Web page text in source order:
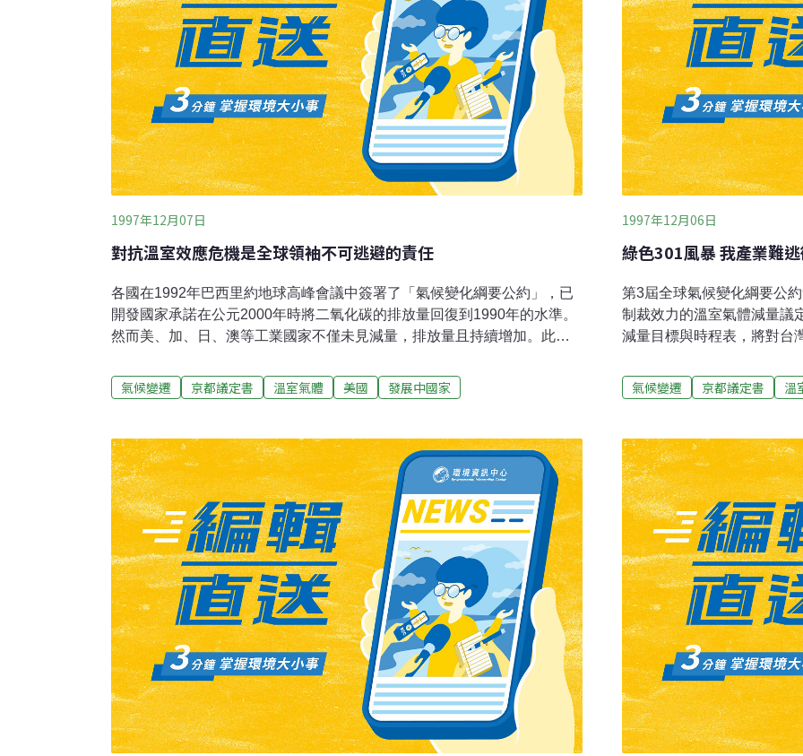
1997年12月07日
對抗溫室效應危機是全球領袖不可逃避的責任
各國在1992年巴西里約地球高峰會議中簽署了「氣候變化綱要公約」，已
開發國家承諾在公元2000年時將二氧化碳的排放量回復到1990年的水準。
然而美、加、日、澳等工業國家不僅未見減量，排放量且持續增加。此次
議定書的方式，強迫各國付諸行動。然而，根據這幾天的會議發展，除了
已開發國家的減量標準爭議不決之外，開發中國家基於發展國家經濟使人
段推動全球減量工程，第一階段即是已開發國家減量，這是京都會議的任
務；第二階段則在2010年時開始開發中國家減量。在第二階段，便應改按
「人均排放量」為基礎，屆時。我們認為「排放權交易制度」應及早建
立，除此之外，在考慮氣候與土壤等天然條件下，以「人均植樹量」補充
「人均排放量」的制度也應建立。願世界主要國家的領袖們拿出決心，為
人類的前途盡到應盡
氣候變遷 京都議定書 溫室氣體 美國 發展中國家
1997年12月06日
綠色301風暴 我產業難
第3屆全球氣候變化綱要公
制裁效力的溫室氣體減量議
減量目標與時程表，將對台
下，我國的核能發電的發展
中，將世界各國分為附件一
墨西哥、新加坡……等，台
於我國並非聯合國的會員國
際「刻意忽略」的情形下，
國那麼要求，但是不論是基
督下，我國都沒有可能逃出
氣候變遷 京都議定書 溫